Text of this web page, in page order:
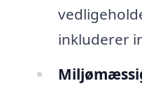
inkluderer